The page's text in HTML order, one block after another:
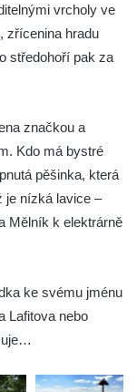
vrcholy ve
zřícenina hradu
středohoří pak za
značkou a
Kdo má bystré
pěšinka, která
je nízká lavice –
Mělník k elektrárně
ke svému jménu
Lafitova nebo